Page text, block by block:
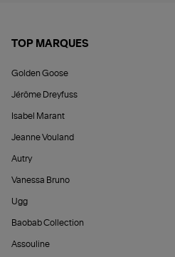
TOP MARQUES
Golden Goose
Jérôme Dreyfuss
Isabel Marant
Jeanne Vouland
Autry
Vanessa Bruno
Ugg
Baobab Collection
Assouline